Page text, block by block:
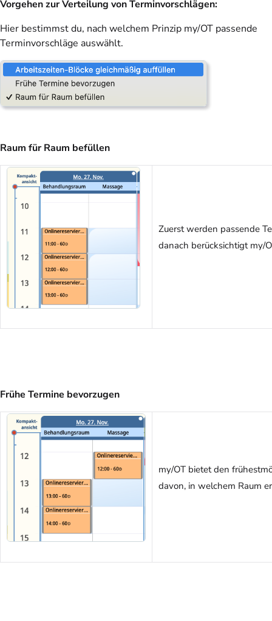
Vorgehen zur Verteilung von Terminvorschlägen:
Hier bestimmst du, nach welchem Prinzip my/OT passende
Terminvorschläge auswählt.
Raum für Raum befüllen
Zuerst werden passende
danach berücksichtigt my/
Frühe Termine bevorzugen
my/OT bietet den
davon, in welchem Raum